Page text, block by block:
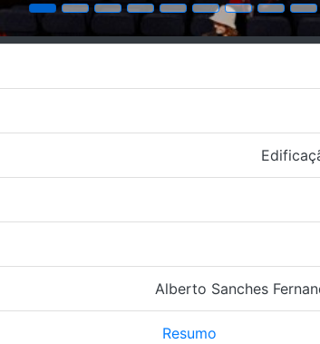
Alberto Sanches
Resumo